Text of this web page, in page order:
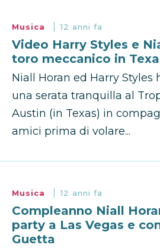
Musica 12 anni fa
Video Harry Styles e
toro meccanico in
Niall Horan ed Harry Styles
una serata tranquilla al
Austin (in Texas) in
amici prima di volare...
Musica 12 anni fa
Compleanno Niall
party a Las Vegas e
Guetta